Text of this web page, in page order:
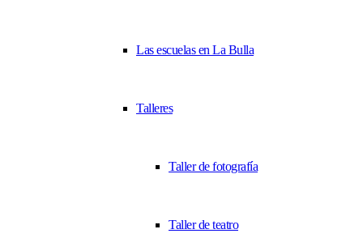
Las escuelas en La Bulla
Talleres
Taller de fotografía
Taller de teatro